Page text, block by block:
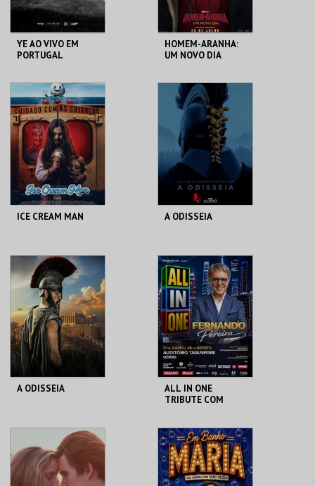
YE AO VIVO EM
PORTUGAL
ESTÁDIO ALGARVE
MAIS INFO
COMPRAR
HOMEM-ARANHA:
UM NOVO DIA
CINEMAS CINEMAX
PENAFIEL
MAIS INFO
COMPRAR
ICE CREAM MAN
CINEMAS CINEMAX
PENAFIEL
MAIS INFO
COMPRAR
A ODISSEIA
AUD. MUN. PESO DA
RÉGUA
MAIS INFO
COMPRAR
A ODISSEIA
CINE TEATRO JOÃO
VERDE
MAIS INFO
ALL IN ONE
TRIBUTE COM
TAGUSPARK
MAIS INFO